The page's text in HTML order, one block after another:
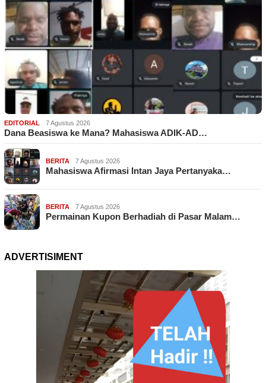
EDITORIAL 7 Agustus 2026
Dana Beasiswa ke Mana? Mahasiswa ADIK-AD…
BERITA 7 Agustus 2026
Mahasiswa Afirmasi Intan Jaya Pertanyaka…
BERITA 7 Agustus 2026
Permainan Kupon Berhadiah di Pasar Malam…
ADVERTISIMENT